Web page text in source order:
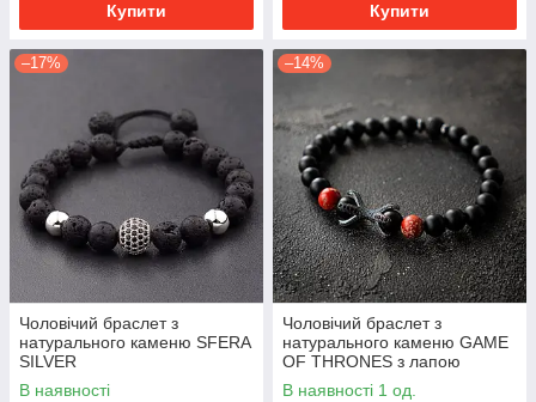
Купити Купити
–17%
Чоловічий браслет з
натурального каменю SFERA
SILVER
В наявності
–14%
Чоловічий браслет з
натурального каменю GAME
OF THRONES з лапою
дракона
В наявності 1 од.